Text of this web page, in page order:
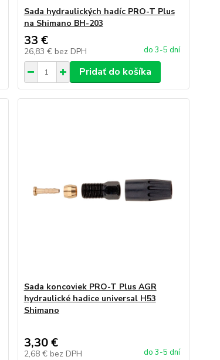
Sada hydraulických hadíc PRO-T Plus
na Shimano BH-203
33 €
26,83 € bez DPH do 3-5 dní
Pridať do košíka
Sada koncoviek PRO-T Plus AGR
hydraulické hadice universal H53
Shimano
3,30 €
2,68 € bez DPH do 3-5 dní